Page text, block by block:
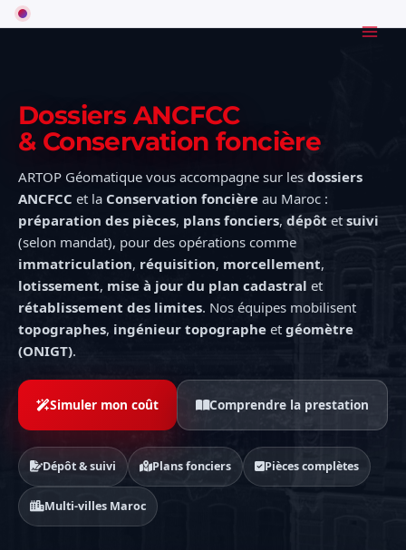
Aller
au
Dossiers ANCFCC
& Conservation foncière
ARTOP Géomatique vous accompagne sur les dossiers
ANCFCC et la Conservation foncière au Maroc :
préparation des pièces, plans fonciers, dépôt et suivi
(selon mandat), pour des opérations comme
immatriculation, réquisition, morcellement,
lotissement, mise à jour du plan cadastral et
rétablissement des limites. Nos équipes mobilisent
topographes, ingénieur topographe et géomètre
(ONIGT).
Simuler mon coût Comprendre la prestation
Dépôt & suivi Plans fonciers Pièces complètes
Multi-villes Maroc